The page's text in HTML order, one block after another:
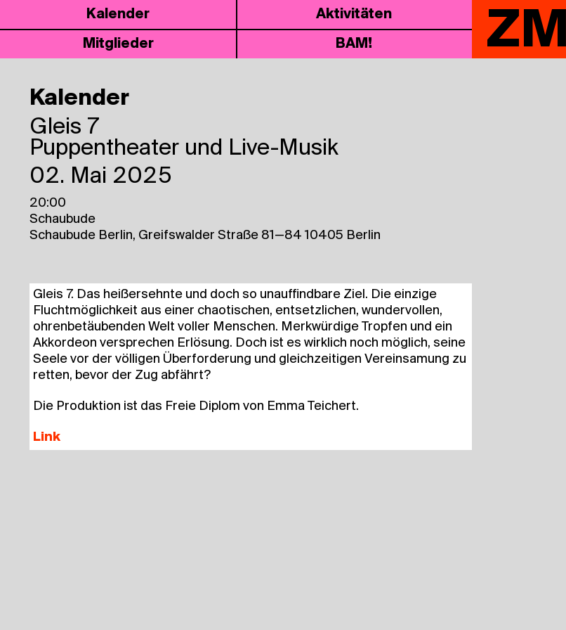
Kalen­der
Akti­vi­tä­ten
Mit­glie­der
BAM!
Kalender
Gleis 7
Puppentheater und Live-Musik
02. Mai 2025
20:00
Schaubude
Schaubude Berlin, Greifswalder Straße 81—84 10405 Berlin
Gleis 7. Das heiß­ersehn­te und doch so unauf­find­ba­re Ziel. Die ein­zi­ge
Flucht­mög­lich­keit aus einer chao­ti­schen, ent­setz­li­chen, wun­der­vol­len,
ohren­be­täu­ben­den Welt vol­ler Men­schen. Merk­wür­di­ge Trop­fen und ein
Akkor­de­on ver­spre­chen Erlö­sung. Doch ist es wirk­lich noch mög­lich, sei­ne
See­le vor der völ­li­gen Über­for­de­rung und gleich­zei­ti­gen Ver­ein­sa­mung zu
ret­ten, bevor der Zug abfährt?
Die Pro­duk­ti­on ist das Freie Diplom von Emma Teichert.
Link